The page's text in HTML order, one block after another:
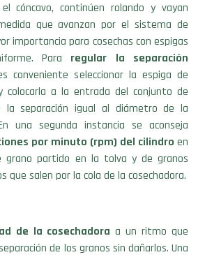
cóncavo, continúen rolando y vayan
que avanzan por el sistema de
importancia para cosechas con espigas
Para regular la separación
conveniente seleccionar la espiga de
colocarla a la entrada del conjunto de
la separación igual al diámetro de la
una segunda instancia se aconseja
por minuto (rpm) del cilindro en
grano partido en la tolva y de granos
que salen por la cola de la cosechadora.
de la cosechadora a un ritmo que
de los granos sin dañarlos. Una